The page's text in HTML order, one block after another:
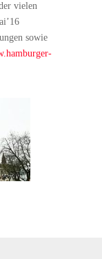
vielen
sowie